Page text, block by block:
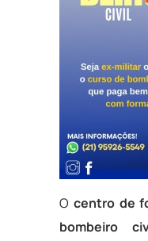
O centro de
bombeiro